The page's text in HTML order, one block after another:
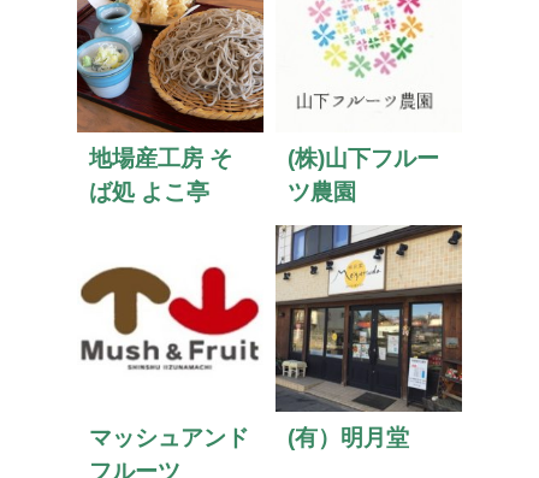
地場産工房 そ
ば処 よこ亭
(株)山下フルー
ツ農園
マッシュアンド
フルーツ
(有）明月堂